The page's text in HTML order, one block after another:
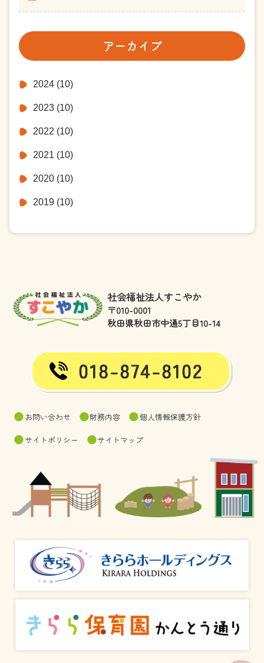
アーカイブ
2024 (10)
2023 (10)
2022 (10)
2021 (10)
2020 (10)
2019 (10)
社会福祉法人すこやか
〒010-0001
秋田県秋田市中通5丁目10-14
お問い合わせ 財務内容 個人情報保護方針
サイトポリシー サイトマップ